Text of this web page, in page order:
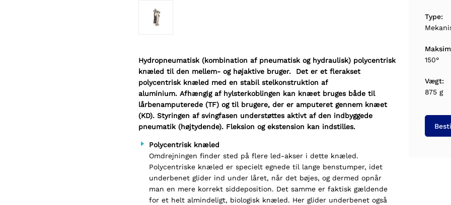
Hydropneumatisk (kombination af pneumatisk og hydraulisk) polycentrisk
knæled til den mellem- og højaktive bruger. Det er et flerakset
polycentrisk knæled med en stabil stelkonstruktion af
aluminium. Afhængig af hylsterkoblingen kan knæet bruges både til
lårbenamputerede (TF) og til brugere, der er amputeret gennem knæet
(KD). Styringen af svingfasen understøttes aktivt af den indbyggede
pneumatik (højtydende). Fleksion og ekstension kan indstilles.
Polycentrisk knæled
Omdrejningen finder sted på flere led-akser i dette knæled.
Polycentriske knæled er specielt egnede til lange benstumper, idet
underbenet glider ind under låret, når det bøjes, og dermed opnår
man en mere korrekt siddeposition. Det samme er faktisk gældende
for et helt almindeligt, biologisk knæled. Her glider underbenet også
Type:
150°
Vægt:
875 g